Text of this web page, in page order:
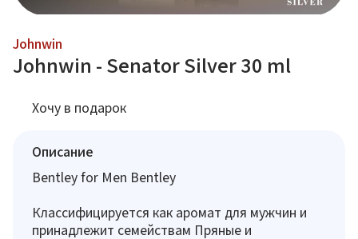
Johnwin
Johnwin - Senator Silver 30 ml
Хочу в подарок
Описание
Bentley for Men Bentley
Классифицируется как аромат для мужчин и
принадлежит семействам Пряные и